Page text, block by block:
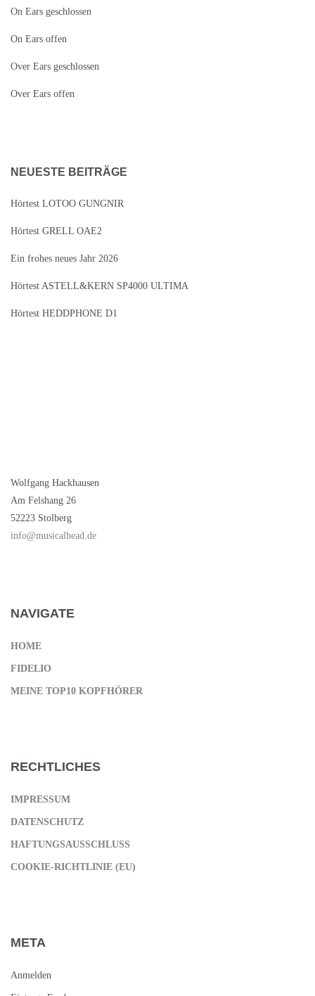
On Ears geschlossen
On Ears offen
Over Ears geschlossen
Over Ears offen
NEUESTE BEITRÄGE
Hörtest LOTOO GUNGNIR
Hörtest GRELL OAE2
Ein frohes neues Jahr 2026
Hörtest ASTELL&KERN SP4000 ULTIMA
Hörtest HEDDPHONE D1
Wolfgang Hackhausen
Am Felshang 26
52223 Stolberg
info@musicalhead.de
NAVIGATE
HOME
FIDELIO
MEINE TOP10 KOPFHÖRER
RECHTLICHES
IMPRESSUM
DATENSCHUTZ
HAFTUNGSAUSSCHLUSS
COOKIE-RICHTLINIE (EU)
META
Anmelden